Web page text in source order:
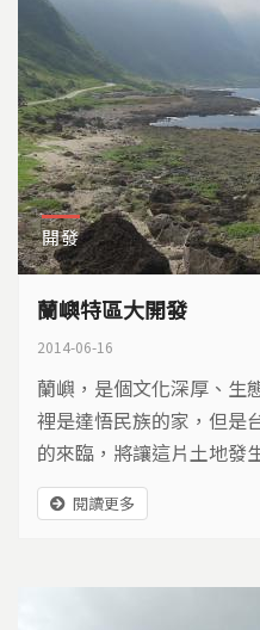
開發
蘭嶼特區大開發
2014-06-16
蘭嶼，是個文化深厚、生
裡是達悟民族的家，但是
的來臨，將讓這片土地發
動，希望蘭嶼永遠是族人
區…閱讀更多